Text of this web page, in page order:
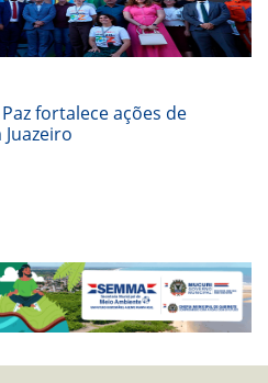
fortalece ações de